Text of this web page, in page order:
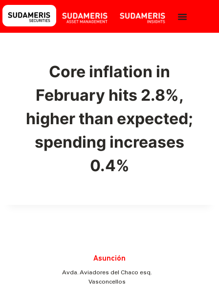
Core inflation in
February hits 2.8%,
higher than expected;
spending increases
0.4%
Asunción
Avda. Aviadores del Chaco esq.
Vasconcellos